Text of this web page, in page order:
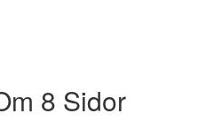
8 Sidor